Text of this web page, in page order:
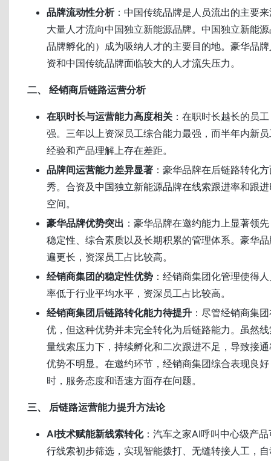
品牌流动性分析：中国传统品牌是人员流出的主要
大量人才流向中国独立新能源品牌。中国独立新能
品牌孵化的）成为吸纳人才的主要目的地。豪华品
资和中国传统品牌面临较大的人才流失压力。
二、 经销商后链路运营分析
在职时长与运营能力高度相关 ：在职时长越长的员
强。三年以上资深员工综合能力最强，而半年内新
经验和产品理解上存在差距。
品牌间运营能力差异显著 ：豪华品牌在后链路转化
秀。合资及中国独立新能源品牌在线索跟进率和跟
空间。
豪华品牌优势突出 ：豪华品牌在邀约能力上显著领
稳定性、综合素质以及长期积累的管理体系。豪华
遍更长，资深员工占比较高。
经销商集团的稳定性优势 ：经销商集团化管理使得
率低于行业平均水平，资深员工占比较高。
经销商集团后链路转化能力待提升 ：尽管经销商集
优，但这种优势并未完全转化为后链路能力。虽然
量线索压力下，持续孵化和二次跟进不足，导致接
优势不明显。在邀约环节，经销商集团综合表现良
时，服务态度和语速方面存在问题。
三、 后链路运营能力提升方法论
AI技术赋能新线索转化：汽车之家AI呼叫中心级产
行线索初步筛选，实现智能拨打、无缝转接人工，